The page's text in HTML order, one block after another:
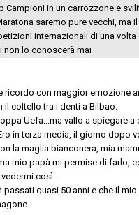
Campioni in un carrozzone e
saremo pure vecchi, ma
internazionali di una volta
non lo conoscerà mai
ricordo con maggior emozione
il coltello tra i denti a Bilbao.
Uefa...ma vallo a spiegare a
in terza media, il giorno dopo
la maglia bianconera, mia
mio papà mi permise di farlo,
così.
quasi 50 anni e che il